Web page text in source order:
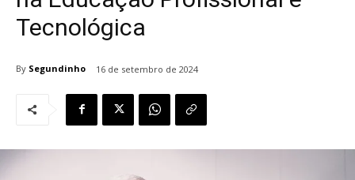
Tecnológica
By Segundinho 16 de setembro de 2024